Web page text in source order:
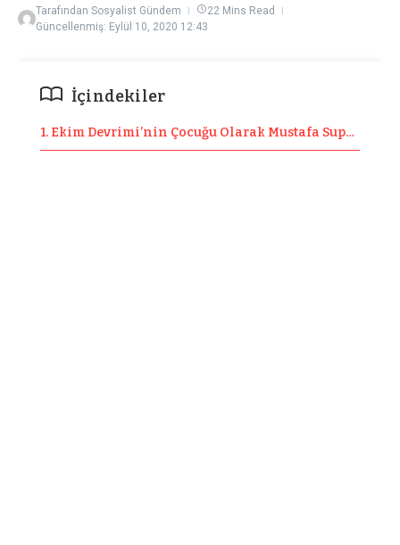
Tarafından Sosyalist Gündem
22 Mins Read
Güncellenmiş: Eylül 10, 2020 12:43
İçindekiler
1. Ekim Devrimi’nin Çocuğu Olarak Mustafa Suphi